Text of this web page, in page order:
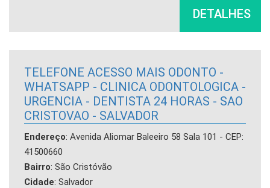
DETALHES
TELEFONE ACESSO MAIS ODONTO -
WHATSAPP - CLINICA ODONTOLOGICA -
URGENCIA - DENTISTA 24 HORAS - SAO
CRISTOVAO - SALVADOR
Endereço: Avenida Aliomar Baleeiro 58 Sala 101 - CEP:
41500660
Bairro: São Cristóvão
Cidade: Salvador